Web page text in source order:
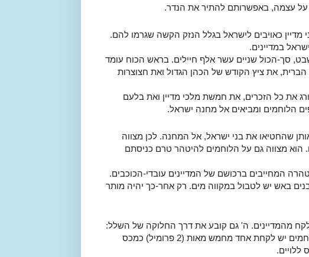
עצמה, באפשרותם להתיר את הנדר.
כאויבים לישראל בגלל הנזק הקשה שגרמו להם.
במדיינים.
סך-הכול שניים עשר אלף חיילים. בראש הכוח עומד
את ציץ הקודש של הכהן הגדול ואת חצוצרות
את כל הזכרים, את חמשת מלכי מדיין ואת בלעם
הלוחמים ומביאים אל מחנה ישראל.
שהחטיאו את בני ישראל, אל המחנה. לכן מצווה
הוא מצווה גם על הלוחמים להיטהר טרם כניסתם
המחייבים ברכושם של המדיינים עובדי-הכוכבים.
באש יש לטבול במקווה מים. רק אחר-כך יהיה מותר
מהמדיינים. ה' גם קובע את דרך החלוקה של השלל:
מחצית ללוחמים, והמחצית האחרת לכל העם. מן הלוחמים יש לקחת אחד מחמש מאות (2 פרומיל) כמכס